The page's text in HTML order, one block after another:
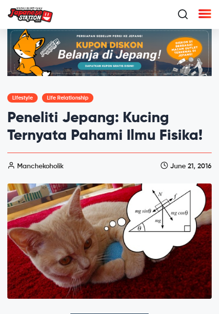
Lifestyle Life Relationship
Peneliti Jepang: Kucing
Ternyata Pahami Ilmu Fisika!
Manchekoholik June 21, 2016